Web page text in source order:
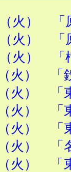
（火） 「
（火） 「
（火） 「
（火） 「
（火） 「
（火） 「
（火） 「
（火） 「
（火） 「